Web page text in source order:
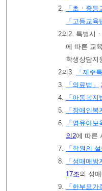
2.
「초ㆍ중
「고등교육
2의2. 특별시
에 따른 교
학생상담지
2의3.
「제주
3.
「의료법」
4.
「아동복지
5.
「장애인복
6.
「영유아보
의2에 따른
7.
「학원의
8.
「성매매
17조의 성
9.
「한부모